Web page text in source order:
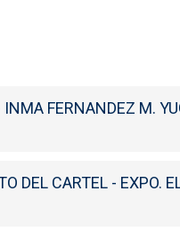
FERNANDEZ M.
DEL CARTEL - EXPO.